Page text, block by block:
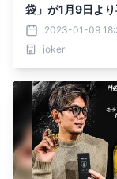
袋」が1月9日よ
始『joker(ジョー
2023-01-09
joker